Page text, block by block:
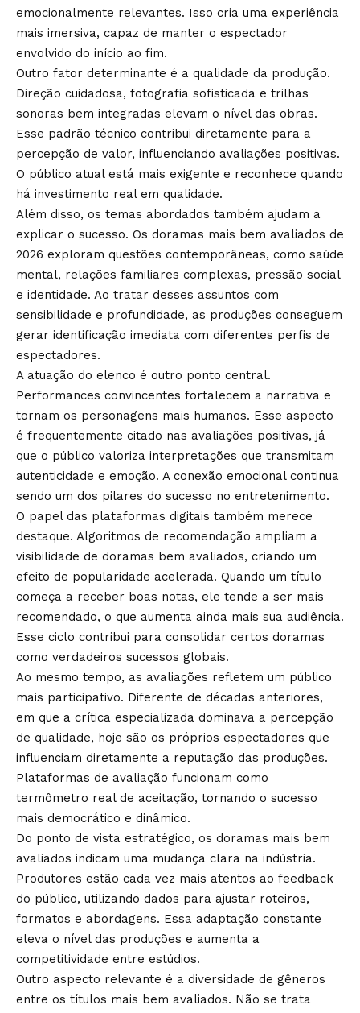
emocionalmente relevantes. Isso cria uma experiência
mais imersiva, capaz de manter o espectador
envolvido do início ao fim.
Outro fator determinante é a qualidade da produção.
Direção cuidadosa, fotografia sofisticada e trilhas
sonoras bem integradas elevam o nível das obras.
Esse padrão técnico contribui diretamente para a
percepção de valor, influenciando avaliações positivas.
O público atual está mais exigente e reconhece quando
há investimento real em qualidade.
Além disso, os temas abordados também ajudam a
explicar o sucesso. Os doramas mais bem avaliados de
2026 exploram questões contemporâneas, como saúde
mental, relações familiares complexas, pressão social
e identidade. Ao tratar desses assuntos com
sensibilidade e profundidade, as produções conseguem
gerar identificação imediata com diferentes perfis de
espectadores.
A atuação do elenco é outro ponto central.
Performances convincentes fortalecem a narrativa e
tornam os personagens mais humanos. Esse aspecto
é frequentemente citado nas avaliações positivas, já
que o público valoriza interpretações que transmitam
autenticidade e emoção. A conexão emocional continua
sendo um dos pilares do sucesso no entretenimento.
O papel das plataformas digitais também merece
destaque. Algoritmos de recomendação ampliam a
visibilidade de doramas bem avaliados, criando um
efeito de popularidade acelerada. Quando um título
começa a receber boas notas, ele tende a ser mais
recomendado, o que aumenta ainda mais sua audiência.
Esse ciclo contribui para consolidar certos doramas
como verdadeiros sucessos globais.
Ao mesmo tempo, as avaliações refletem um público
mais participativo. Diferente de décadas anteriores,
em que a crítica especializada dominava a percepção
de qualidade, hoje são os próprios espectadores que
influenciam diretamente a reputação das produções.
Plataformas de avaliação funcionam como
termômetro real de aceitação, tornando o sucesso
mais democrático e dinâmico.
Do ponto de vista estratégico, os doramas mais bem
avaliados indicam uma mudança clara na indústria.
Produtores estão cada vez mais atentos ao feedback
do público, utilizando dados para ajustar roteiros,
formatos e abordagens. Essa adaptação constante
eleva o nível das produções e aumenta a
competitividade entre estúdios.
Outro aspecto relevante é a diversidade de gêneros
entre os títulos mais bem avaliados. Não se trata